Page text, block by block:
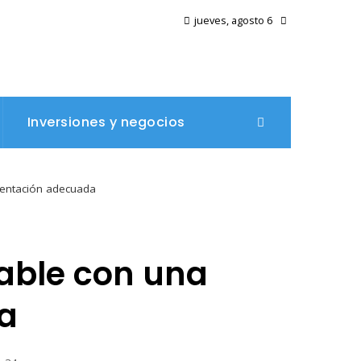
jueves, agosto 6
Inversiones y negocios
adecuada
con una